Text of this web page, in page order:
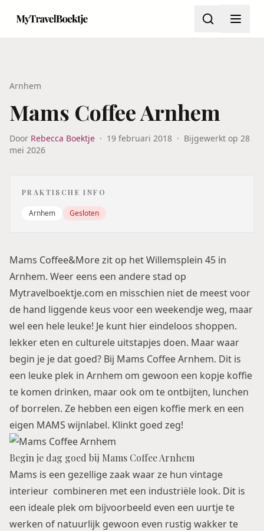
Arnhem
Mams Coffee Arnhem
Door Rebecca Boektje · 19 februari 2018 · Bijgewerkt op 28
mei 2026
PRAKTISCHE INFO
Arnhem Gesloten
Mams Coffee&More zit op het Willemsplein 45 in
Arnhem. Weer eens een andere stad op
Mytravelboektje.com en misschien niet de meest voor
de hand liggende keus voor een weekendje weg, maar
wel een hele leuke! Je kunt hier eindeloos shoppen.
lekker eten en culturele uitstapjes doen. Maar waar
begin je je dat goed? Bij Mams Coffee Arnhem. Dit is
een leuke plek in Arnhem om gewoon een kopje koffie
te komen drinken, maar ook om te ontbijten, lunchen
of borrelen. Ze hebben een eigen koffie merk en een
eigen MAMS wijnlabel. Klinkt goed zeg!
Begin je dag goed bij Mams Coffee Arnhem
Mams is een gezellige zaak waar ze hun vintage
interieur combineren met een industriële look. Dit is
een ideale plek om bijvoorbeeld even een uurtje te
werken of natuurlijk gewoon even rustig wakker te